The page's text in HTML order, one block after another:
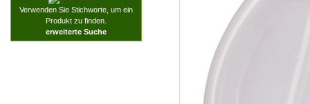
Verwenden Sie Stichworte, um ein
Produkt zu finden.
erweiterte Suche